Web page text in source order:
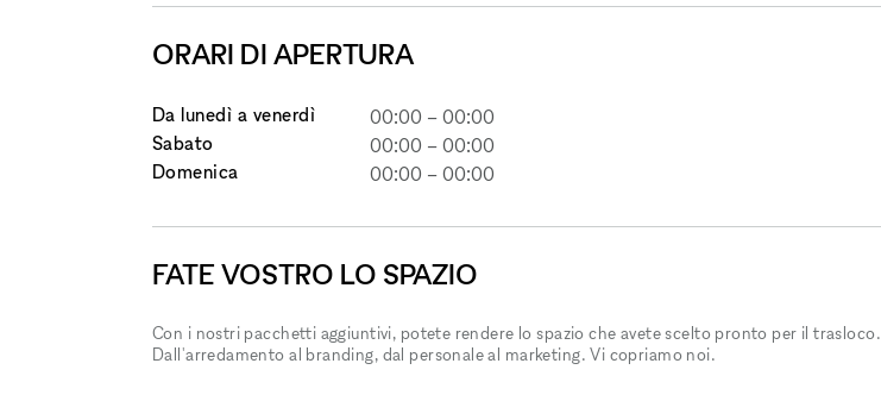
ORARI DI APERTURA
Da lunedì a venerdì 00:00 –00:00
Sabato
00:00 –00:00
Domenica
00:00 –00:00
FATE VOSTRO LO SPAZIO
Con i nostri pacchetti aggiuntivi, potete rendere lo spazio che avete scelto pronto per il trasloco.
Dall'arredamento al branding, dal personale al marketing. Vi copriamo noi.